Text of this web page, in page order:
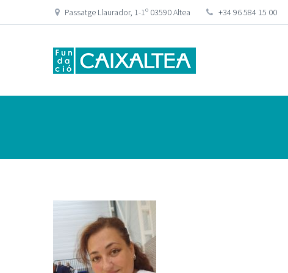
Passatge Llaurador, 1-1º 03590 Altea +34 96 584 15 00